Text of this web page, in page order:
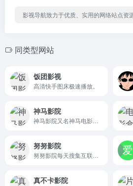
影视导航致力于优质、实用的网络站点资
同类型网站
饭团影视
高清快手图床极速播放。
神马影院
努努影院
真不卡影院